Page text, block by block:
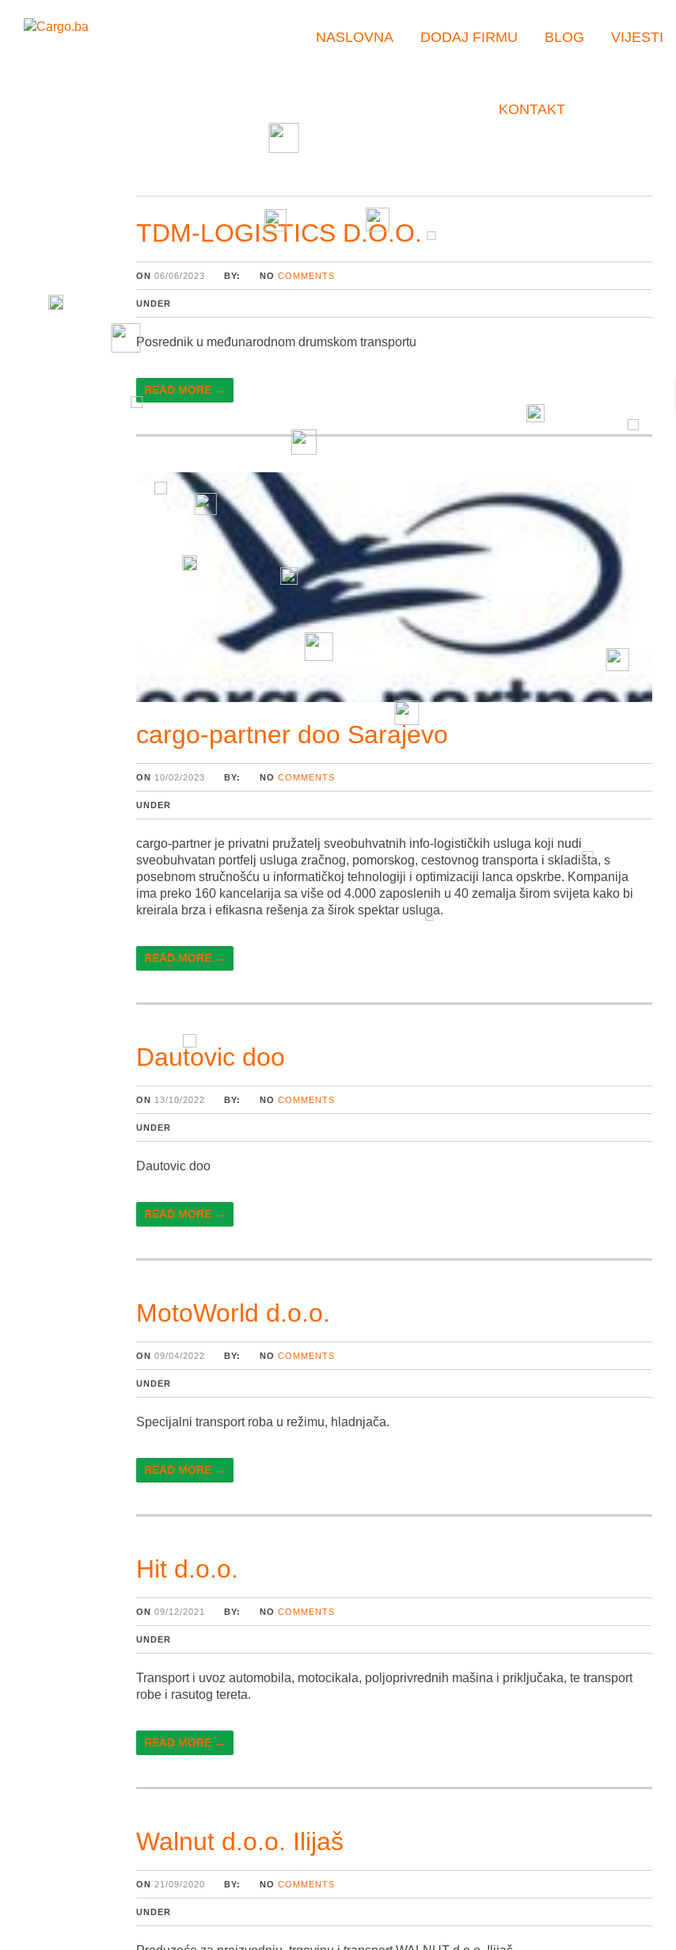
NASLOVNA DODAJ FIRMU BLOG VIJESTI
KONTAKT
TDM-LOGISTICS D.O.O.
ON 06/06/2023 BY: NO COMMENTS
UNDER
Posrednik u međunarodnom drumskom transportu
READ MORE →
cargo-partner doo Sarajevo
ON 10/02/2023 BY: NO COMMENTS
UNDER
cargo-partner je privatni pružatelj sveobuhvatnih info-logističkih usluga koji nudi
sveobuhvatan portfelj usluga zračnog, pomorskog, cestovnog transporta i skladišta, s
posebnom stručnošću u informatičkoj tehnologiji i optimizaciji lanca opskrbe. Kompanija
ima preko 160 kancelarija sa više od 4.000 zaposlenih u 40 zemalja širom svijeta kako bi
kreirala brza i efikasna rešenja za širok spektar usluga.
READ MORE →
Dautovic doo
ON 13/10/2022 BY: NO COMMENTS
UNDER
Dautovic doo
READ MORE →
MotoWorld d.o.o.
ON 09/04/2022 BY: NO COMMENTS
UNDER
Specijalni transport roba u režimu, hladnjača.
READ MORE →
Hit d.o.o.
ON 09/12/2021 BY: NO COMMENTS
UNDER
Transport i uvoz automobila, motocikala, poljoprivrednih mašina i priključaka, te transport
robe i rasutog tereta.
READ MORE →
Walnut d.o.o. Ilijaš
ON 21/09/2020 BY: NO COMMENTS
UNDER